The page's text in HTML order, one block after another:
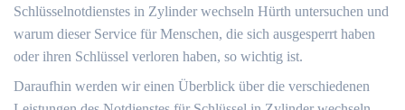
Schlüsselnotdienstes in Zylinder wechseln Hürth untersuchen und
warum dieser Service für Menschen, die sich ausgesperrt haben
oder ihren Schlüssel verloren haben, so wichtig ist.​
Daraufhin werden wir einen Überblick über die verschiedenen